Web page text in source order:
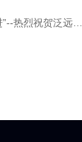
Next： “不忘初心 砥砺奋进”--热烈祝贺泛远国际荣获2019年度杭州市服务贸易示范企业